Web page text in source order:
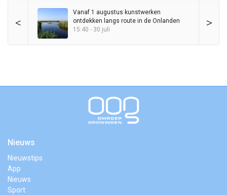
< >
Vanaf 1 augustus kunstwerken
ontdekken langs route in de Onlanden
15:40 - 30 juli
Nieuws
Nieuwstips
App
Nieuws
Sport